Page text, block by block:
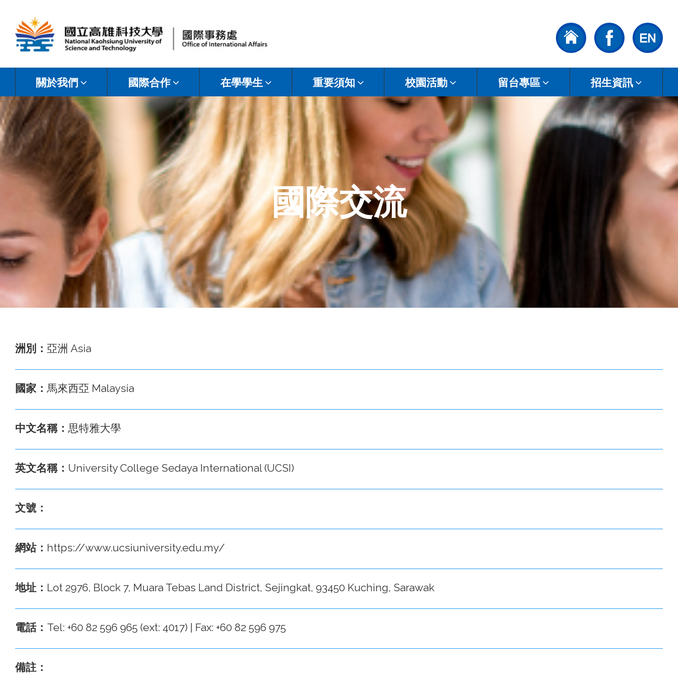
高
雄
科
技
學
事
務
處
關於我們 國際合作 在學學生 重要須知 校園活動 留台專區 招生資訊
國際交流
洲別： 亞洲 Asia
國家： 馬來西亞 Malaysia
中文名稱： 思特雅大學
英文名稱： University College Sedaya International (UCSI)
文號：
網站： https://www.ucsiuniversity.edu.my/
地址： Lot 2976, Block 7, Muara Tebas Land District, Sejingkat, 93450 Kuching, Sarawak
電話： Tel: +60 82 596 965 (ext: 4017) | Fax: +60 82 596 975
備註：